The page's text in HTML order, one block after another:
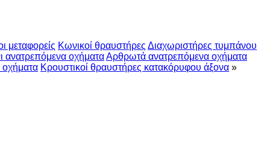
μεταφορείς Κωνικοί θραυστήρες Διαχωριστήρες τυμπάνου
ανατρεπόμενα οχήματαΑρθρωτά ανατρεπόμενα οχήματα
Κρουστικοί θραυστήρες κατακόρυφου άξονα »